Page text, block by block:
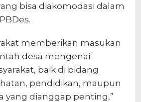
bisa diakomodasi dalam
memberikan masukan
desa mengenai
baik di bidang
pendidikan, maupun
yang dianggap penting,”